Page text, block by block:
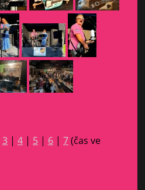
3 | 4 | 5 | 6 | 7(čas ve